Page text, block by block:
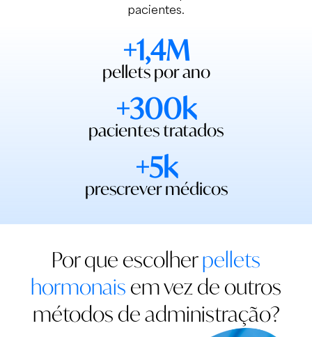
pacientes.
+1,4M
pellets por ano
+300k
pacientes tratados
+5k
prescrever médicos
Por que escolherpellets
hormonaisem vez de outros
métodos de administração?